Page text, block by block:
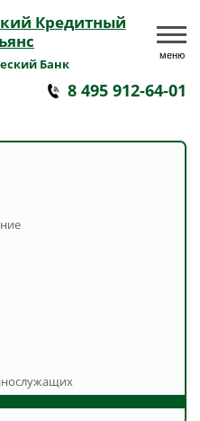
Кредитный
Банк
меню
8 495 912-64-01